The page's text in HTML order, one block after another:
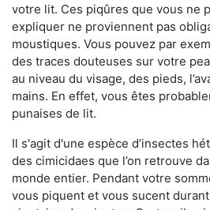
votre lit. Ces piqûres que vous ne
expliquer ne proviennent pas
moustiques. Vous pouvez par
des traces douteuses sur votre
au niveau du visage, des pieds,
mains. En effet, vous êtes
punaises de lit.
Il s'agit d'une espèce d’insectes
des cimicidaes que l’on retrouve
monde entier. Pendant votre
vous piquent et vous sucent